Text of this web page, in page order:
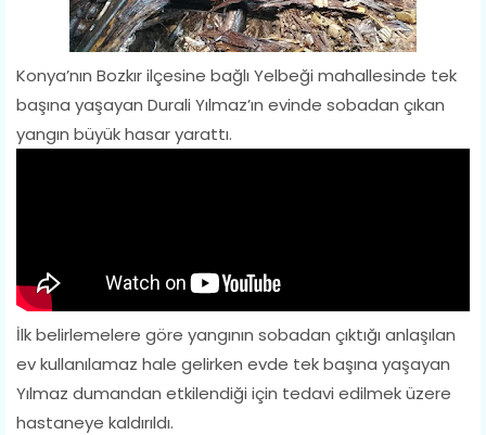
Konya’nın Bozkır ilçesine bağlı Yelbeği mahallesinde tek
başına yaşayan Durali Yılmaz’ın evinde sobadan çıkan
yangın büyük hasar yarattı.
İlk belirlemelere göre yangının sobadan çıktığı anlaşılan
ev kullanılamaz hale gelirken evde tek başına yaşayan
Yılmaz dumandan etkilendiği için tedavi edilmek üzere
hastaneye kaldırıldı.